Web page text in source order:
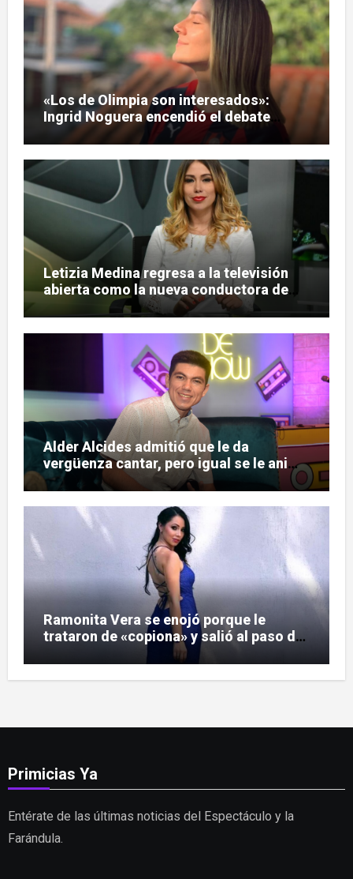
«Los de Olimpia son interesados»:
Ingrid Noguera encendió el debate
sobre las hinchadas
Letizia Medina regresa a la televisión
abierta como la nueva conductora de
«Pulso Urbano»
Alder Alcides admitió que le da
vergüenza cantar, pero igual se le animó
a Soda Stereo
Ramonita Vera se enojó porque le
trataron de «copiona» y salió al paso de
Primicias Ya
Entérate de las últimas noticias del Espectáculo y la
Farándula.